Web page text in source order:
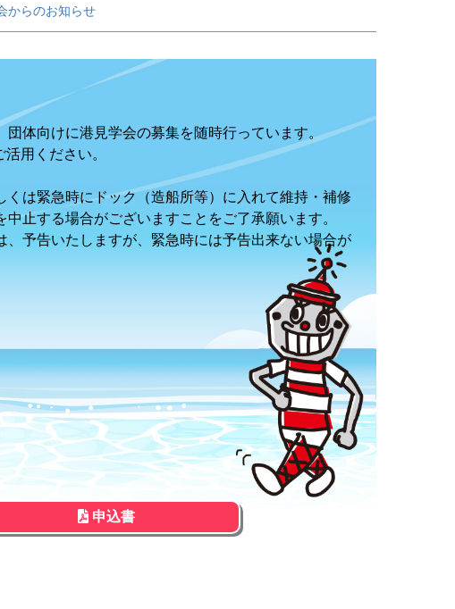
からのお知らせ
体向けに港見学会の募集を随時行っています。
用ください。
は緊急時にドック（造船所等）に入れて維持・補修
止する場合がございますことをご了承願います。
予告いたしますが、緊急時には予告出来ない場合が
申込書